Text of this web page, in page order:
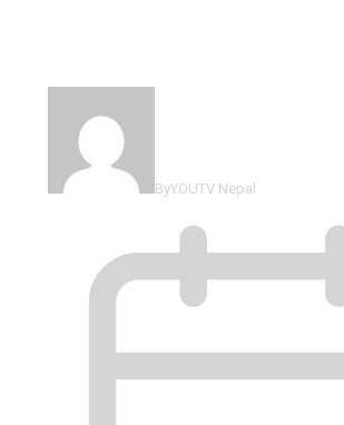
ByYOUTV Nepal